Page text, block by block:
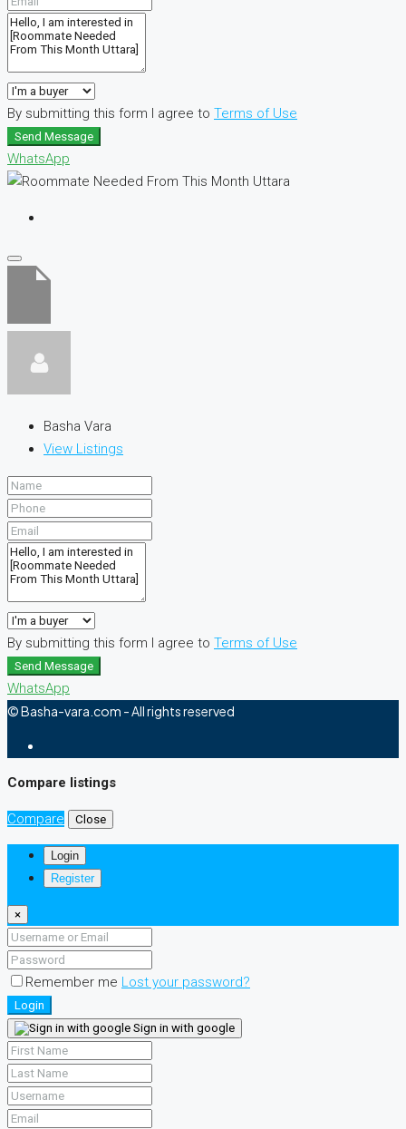
By submitting this form I agree to Terms of Use
Send Message
WhatsApp
Basha Vara
View Listings
By submitting this form I agree to Terms of Use
Send Message
WhatsApp
© Basha-vara.com - All rights reserved
Compare listings
Compare Close
Login
Register
×
Remember me Lost your password?
Login
Sign in with google